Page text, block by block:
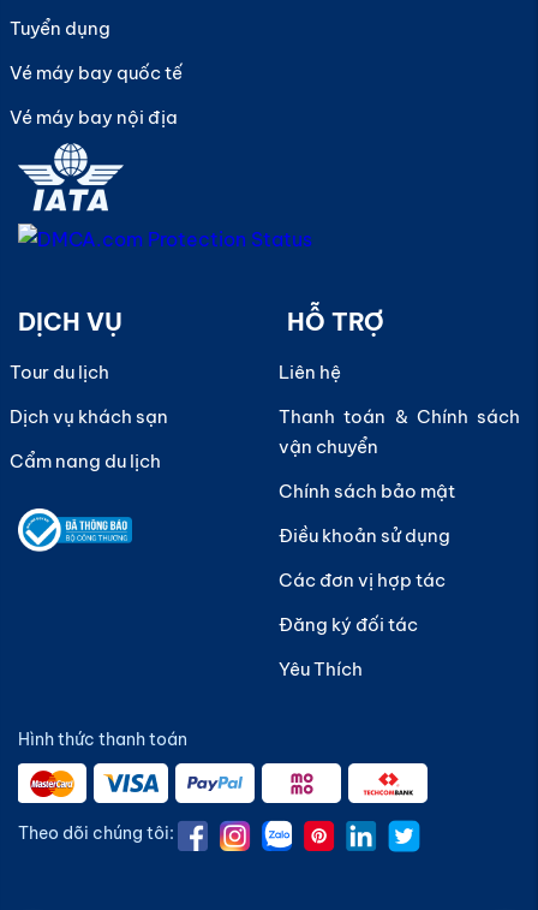
Tuyển dụng
Vé máy bay quốc tế
Vé máy bay nội địa
DỊCH VỤ
Tour du lịch
Dịch vụ khách sạn
Cẩm nang du lịch
HỖ TRỢ
Liên hệ
Thanh toán & Chính sách
vận chuyển
Chính sách bảo mật
Điều khoản sử dụng
Các đơn vị hợp tác
Đăng ký đối tác
Yêu Thích
Hình thức thanh toán
Theo dõi chúng tôi: